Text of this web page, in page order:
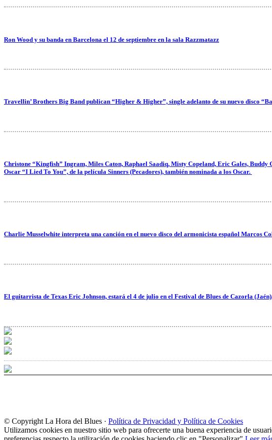
Ron Wood y su banda en Barcelona el 12 de septiembre en la sala Razzmatazz
Travellin’ Brothers Big Band publican “Higher & Higher”, single adelanto de su nuevo disco
Christone “Kingfish” Ingram, Miles Caton, Raphael Saadiq, Misty Copeland, Eric Gales,
Oscar “I Lied To You”, de la película Sinners (Pecadores), también nominada a los Oscar.
Charlie Musselwhite interpreta una canción en el nuevo disco del armonicista español Marcos
El guitarrista de Texas Eric Johnson, estará el 4 de julio en el Festival de Blues de Cazorla
© Copyright La Hora del Blues · Política de Privacidad y Política de Cookies
Utilizamos cookies en nuestro sitio web para ofrecerte una buena experiencia de